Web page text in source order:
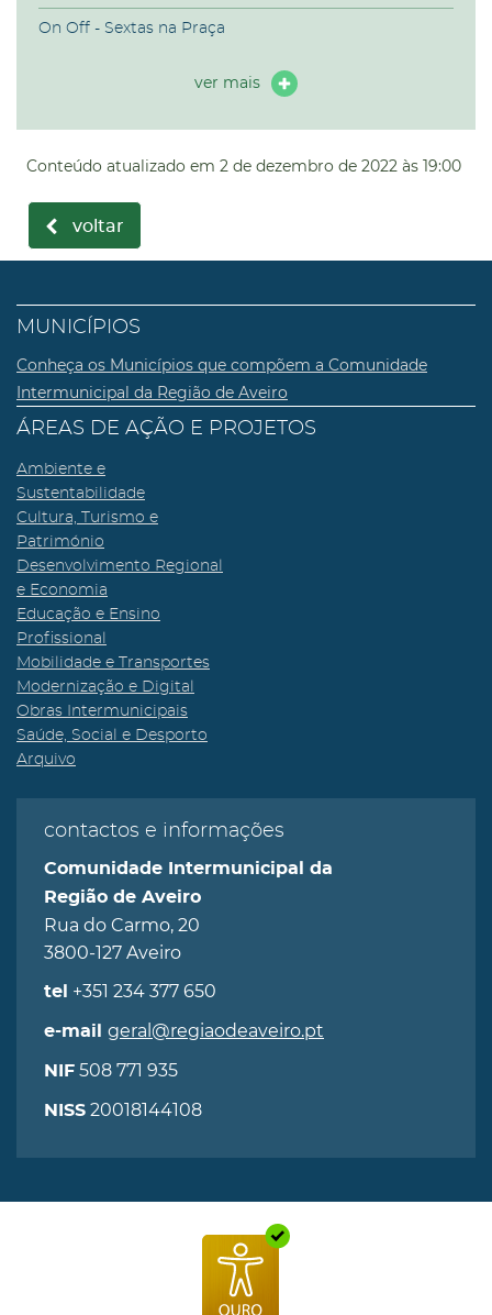
On Off - Sextas na Praça
ver mais
Conteúdo atualizado em 2 de dezembro de 2022 às 19:00
voltar
MUNICÍPIOS
Conheça os Municípios que compõem a Comunidade
Intermunicipal da Região de Aveiro
ÁREAS DE AÇÃO E PROJETOS
Ambiente e
Sustentabilidade
Cultura, Turismo e
Património
Desenvolvimento Regional
e Economia
Educação e Ensino
Profissional
Mobilidade e Transportes
Modernização e Digital
Obras Intermunicipais
Saúde, Social e Desporto
Arquivo
contactos e informações
Comunidade Intermunicipal da
Região de Aveiro
Rua do Carmo, 20
3800-127 Aveiro
tel +351 234 377 650
e-mail geral@regiaodeaveiro.pt
NIF 508 771 935
NISS 20018144108